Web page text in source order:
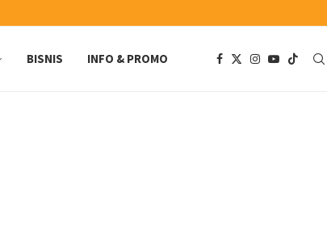
BISNIS INFO & PROMO